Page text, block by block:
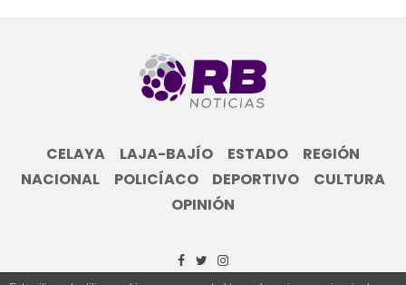
CELAYA LAJA-BAJÍO ESTADO
REGIÓN
NACIONAL
POLICÍACO DEPORTIVO
CULTURA
OPINIÓN